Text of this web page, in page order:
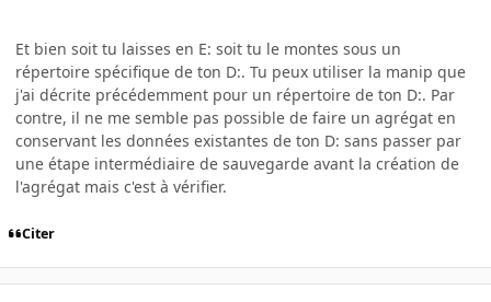
Et bien soit tu laisses en E: soit tu le montes sous un
répertoire spécifique de ton D:. Tu peux utiliser la manip que
j'ai décrite précédemment pour un répertoire de ton D:. Par
contre, il ne me semble pas possible de faire un agrégat en
conservant les données existantes de ton D: sans passer par
une étape intermédiaire de sauvegarde avant la création de
l'agrégat mais c'est à vérifier.
Citer